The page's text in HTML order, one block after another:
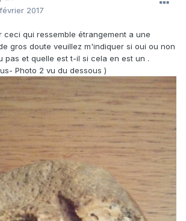
février 2017
ceci qui ressemble étrangement a une
gros doute veuillez m'indiquer si oui ou non
pas et quelle est t-il si cela en est un .
Photo 2 vu du dessous )